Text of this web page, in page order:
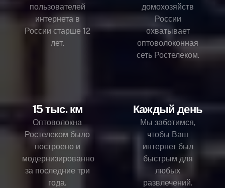
пользователей
интернета в
России старше 12
лет.
домохозяйств
России
охватывает
оптоволоконная
сеть Ростелеком.
15 тыс. км
Оптоволокна
Ростелеком было
построено и
модернизированно
за последние три
года.
Каждый день
Мы заботимся,
чтобы Ваш
интернет был
быстрым для
любых
развлечений.